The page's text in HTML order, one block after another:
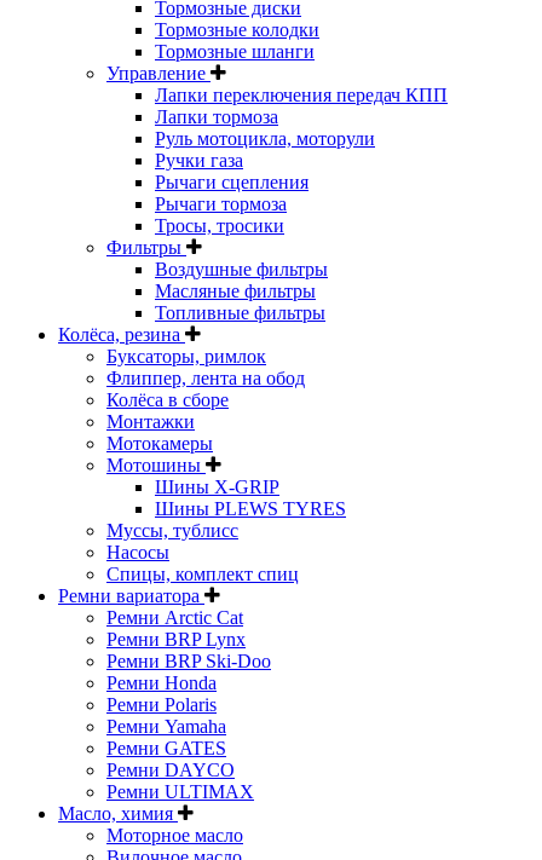
Тормозные диски
Тормозные колодки
Тормозные шланги
Управление
Лапки переключения передач КПП
Лапки тормоза
Руль мотоцикла, моторули
Ручки газа
Рычаги сцепления
Рычаги тормоза
Тросы, тросики
Фильтры
Воздушные фильтры
Масляные фильтры
Топливные фильтры
Колёса, резина
Буксаторы, римлок
Флиппер, лента на обод
Колёса в сборе
Монтажки
Мотокамеры
Мотошины
Шины X-GRIP
Шины PLEWS TYRES
Муссы, тублисс
Насосы
Спицы, комплект спиц
Ремни вариатора
Ремни Arctic Cat
Ремни BRP Lynx
Ремни BRP Ski-Doo
Ремни Honda
Ремни Polaris
Ремни Yamaha
Ремни GATES
Ремни DAYCO
Ремни ULTIMAX
Масло, химия
Моторное масло